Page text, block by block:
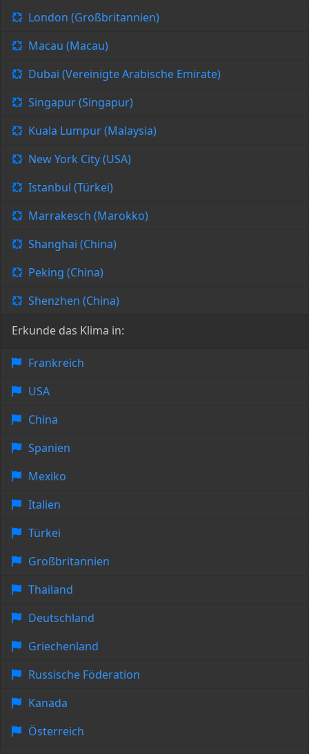
London (Großbritannien)
Macau (Macau)
Dubai (Vereinigte Arabische Emirate)
Singapur (Singapur)
Kuala Lumpur (Malaysia)
New York City (USA)
Istanbul (Türkei)
Marrakesch (Marokko)
Shanghai (China)
Peking (China)
Shenzhen (China)
Erkunde das Klima in:
Frankreich
USA
China
Spanien
Mexiko
Italien
Türkei
Großbritannien
Thailand
Deutschland
Griechenland
Russische Föderation
Kanada
Österreich